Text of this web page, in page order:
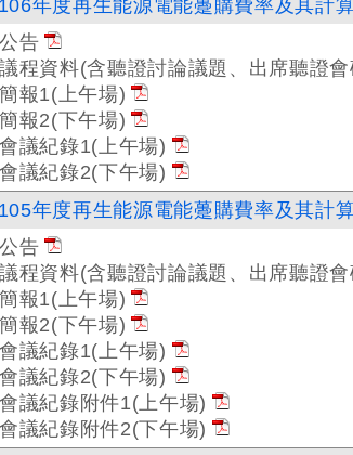
年度再生能源電能躉購費率及其計
告
程資料(含聽證討論議題、出席聽證
報1(上午場)
報2(下午場)
議紀錄1(上午場)
議紀錄2(下午場)
年度再生能源電能躉購費率及其計
告
程資料(含聽證討論議題、出席聽證
報1(上午場)
報2(下午場)
議紀錄1(上午場)
議紀錄2(下午場)
議紀錄附件1(上午場)
議紀錄附件2(下午場)